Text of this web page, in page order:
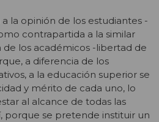
la opinión de los estudiantes -
contrapartida a la similar
los académicos -libertad de
a diferencia de los
a la educación superior se
y mérito de cada uno, lo
al alcance de todas las
porque se pretende instituir un